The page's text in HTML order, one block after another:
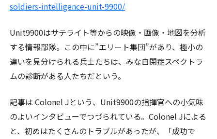
soldiers-intelligence-unit-9900/
Unit9900はサテライト等からの映像・画像・地図を分析
する情報部隊。この中に”エリート集団”があり、極小の
違いを見分けられる兵士たちは、みな自閉症スペクトラ
ムの診断がある人たちだという。
記事は Colonel Jという、Unit9900の指揮官への小気味
のよいインタビューでつづられている。Colonel Jによる
と、初めはたくさんのトラブルがあったが、「成功で